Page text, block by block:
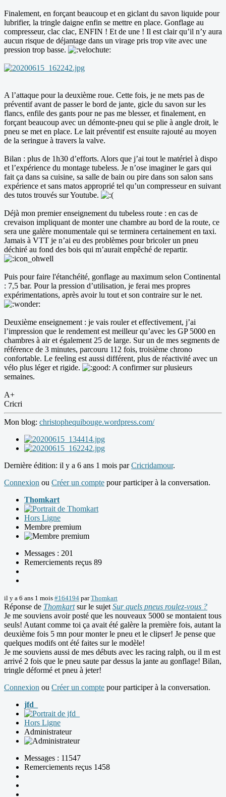
Finalement, en forçant beaucoup et en giclant du savon liquide pour
lubrifier, la tringle daigne enfin se mettre en place. Gonflage au
compresseur, clac clac, ENFIN ! Et de une ! Il est clair qu’il n’y aura
aucun risque de déjantage dans un virage pris trop vite avec une
pression trop basse.
A l’attaque pour la deuxième roue. Cette fois, je ne mets pas de
préventif avant de passer le bord de jante, gicle du savon sur les
flancs, enfile des gants pour ne pas me blesser, et finalement, en
forçant beaucoup avec un démonte-pneu qui se plie à angle droit, le
pneu se met en place. Le lait préventif est ensuite rajouté au moyen
de la seringue à travers la valve.
Bilan : plus de 1h30 d’efforts. Alors que j’ai tout le matériel à dispo
et l’expérience du montage tubeless. Je n’ose imaginer le gars qui
fait ça dans sa cuisine, sa salle de bain ou pire dans son salon sans
expérience et sans matos approprié tel qu’un compresseur en suivant
des tutos trouvés sur Youtube.
Déjà mon premier enseignement du tubeless route : en cas de
crevaison impliquant de monter une chambre au bord de la route, ce
sera une galère monumentale qui se terminera certainement en taxi.
Jamais à VTT je n’ai eu des problèmes pour bricoler un pneu
déchiré au fond des bois qui m’aurait empêché de repartir.
Puis pour faire l'étanchéité, gonflage au maximum selon Continental
: 7,5 bar. Pour la pression d’utilisation, je ferai mes propres
expérimentations, après avoir lu tout et son contraire sur le net.
Deuxième enseignement : je vais rouler et effectivement, j’ai
l’impression que le rendement est meilleur qu’avec les GP 5000 en
chambres à air et également 25 de large. Sur un de mes segments de
référence de 3 minutes, parcouru 112 fois, troisième chrono
confortable. Le feeling est aussi différent, plus de réactivité avec un
vélo plus léger et rigide.
A confirmer sur plusieurs
semaines.
A+
Cricri
Mon blog: christophequibouge.wordpress.com/
Dernière édition: il y a 6 ans 1 mois parCricridamour.
Connexion ou Créer un compte pour participer à la conversation.
Thomkart
Hors Ligne
Membre premium
Messages : 201
Remerciements reçus 89
il y a 6 ans 1 mois #164194 parThomkart
Réponse de Thomkartsur le sujet Sur quels pneus roulez-vous ?
Je me souviens avoir posté que les nouveaux 5000 se montaient tous
seuls! Autant comme toi ça avait été galère la première fois, autant la
deuxième fois 5 mn pour monter le pneu et le clipser! Je pense que
quelques modifs ont été faites sur le modèle!
Je me souviens aussi de mes débuts avec les racing ralph, ou il m est
arrivé 2 fois que le pneu saute par dessus la jante au gonflage! Bilan,
tringle déformé et pneu à jeter!
Connexion ou Créer un compte pour participer à la conversation.
jfd_
Hors Ligne
Administrateur
Messages : 11547
Remerciements reçus 1458